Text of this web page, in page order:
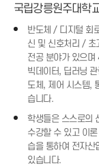
국립강릉원주대학
반도체 / 디지털 회
신 및 신호처리 / 초
전공 분야가 있으며
빅데이터, 딥러닝
도체, 제어 시스템,
습니다.
학생들은 스스로의
수강할 수 있고 이
습을 통하여 전자산
있습니다.